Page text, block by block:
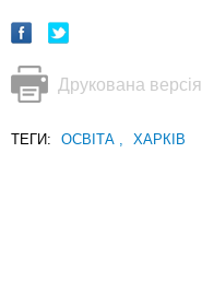
Друкована версія
ТЕГИ: ОСВІТА , ХАРКІВ